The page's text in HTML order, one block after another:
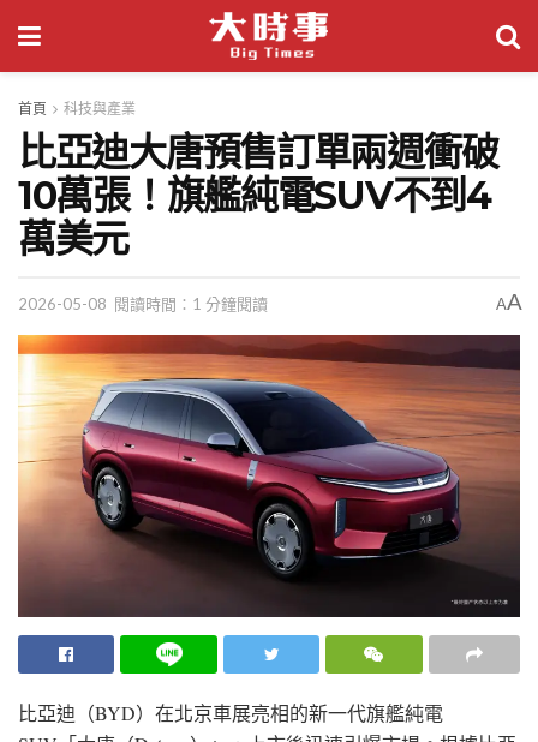
首頁 科技與產業
比亞迪大唐預售訂單兩週衝破
10萬張！旗艦純電SUV不到4
萬美元
2026-05-08 閱讀時間：1 分鐘閱讀 AA
比亞迪（BYD）在北京車展亮相的新一代旗艦純電